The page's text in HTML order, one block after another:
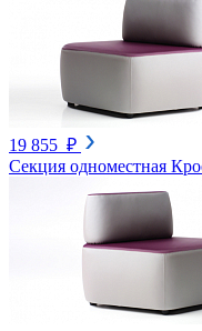
19 855 ₽
Секция одноместная